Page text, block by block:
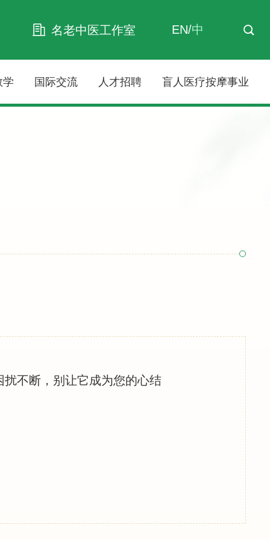
名老中医工作室 EN/中
学 国际交流 人才招聘 盲人医疗按摩事业
不断，别让它成为您的心结